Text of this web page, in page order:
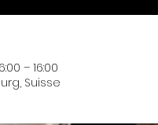
– 16:00
Suisse